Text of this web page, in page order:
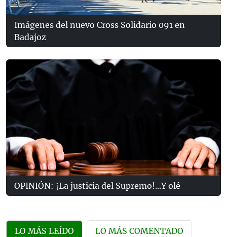
Imágenes del nuevo Cross Solidario 091 en
Badajoz
OPINIÓN: ¡La justicia del Supremo!...Y olé
LO MÁS LEÍDO LO MÁS COMENTADO